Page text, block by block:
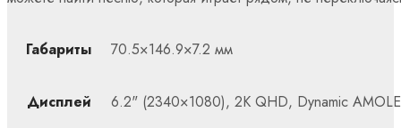
Габариты 70.5×146.9×7.2 мм
Дисплей 6.2" (2340×1080), 2K QHD, Dynamic